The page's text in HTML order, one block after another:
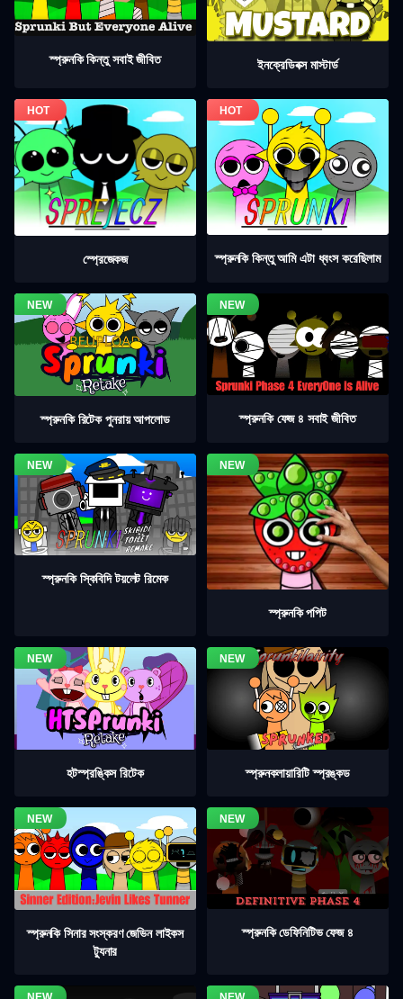
স্প্রুনকি কিন্তু সবাই জীবিত ইনক্রেডিবক্স মাস্টার্ড
স্প্রেজেকজ স্প্রুনকি কিন্তু আমি এটা ধ্বংস করেছিলাম
স্প্রুনকি রিটেক পুনরায় আপলোড স্প্রুনকি ফেজ ৪ সবাই জীবিত
স্প্রুনকি স্কিবিদি টয়লেট রিমেক
স্প্রুনকি পপিট
হটস্প্রঙ্কিস রিটেক স্প্রুনকলায়ারিটি স্প্রঙ্কড
স্প্রুনকি সিনার সংস্করণ জেভিন লাইকস
ট্যুনার
স্প্রুনকি ডেফিনিটিভ ফেজ ৪